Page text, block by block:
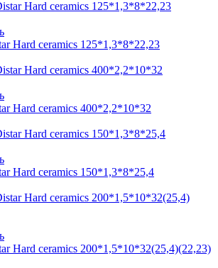
Hard ceramics 125*1,3*8*22,23
Hard ceramics 400*2,2*10*32
Hard ceramics 150*1,3*8*25,4
Hard ceramics 200*1,5*10*32(25,4)(22,23)